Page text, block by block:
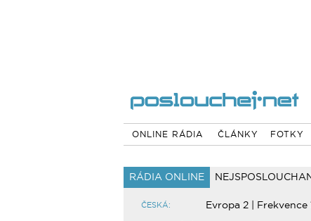
ONLINE RÁDIA ČLÁNKY FOTKY
RÁDIA ONLINE
ČESKÁ: Evropa 2| Frekvence